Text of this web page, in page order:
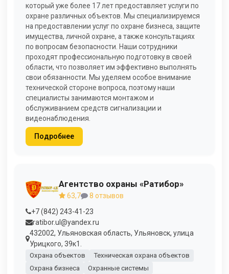
который уже более 17 лет предоставляет услуги по
охране различных объектов. Мы специализируемся
на предоставлении услуг по охране бизнеса, защите
имущества, личной охране, а также консультациях
по вопросам безопасности. Наши сотрудники
проходят профессиональную подготовку в своей
области, что позволяет им эффективно выполнять
свои обязанности. Мы уделяем особое внимание
технической стороне вопроса, поэтому наши
специалисты занимаются монтажом и
обслуживанием средств сигнализации и
видеонаблюдения.
Подробнее
Агентство охраны «Ратибор»
63,7
8 отзывов
+7 (842) 243-41-23
ratibor.ul@yandex.ru
432002, Ульяновская область, Ульяновск, улица
Урицкого, 39к1.
Охрана объектов
Техническая охрана объектов
Охрана бизнеса
Охранные системы